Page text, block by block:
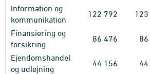
Information og
kommunikation
122 792 123
Finansiering og
forsikring
86 476 86
Ejendomshandel
og udlejning
44 156 44